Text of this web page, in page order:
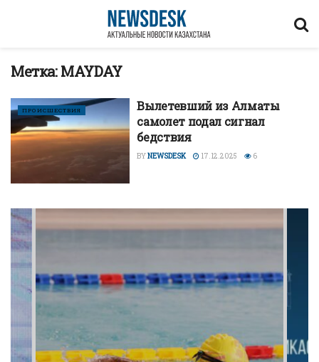
Метка:MAYDAY
ПРОИСШЕСТВИЯ
Вылетевший из Алматы
самолет подал сигнал
бедствия
BYNEWSDESK 17.12.2025 6